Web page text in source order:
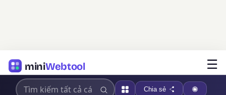
miniWebtool ☰
Chia sẻ